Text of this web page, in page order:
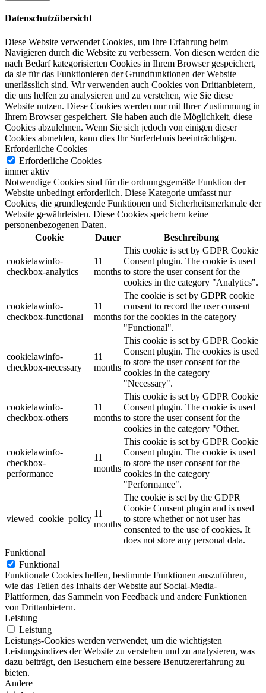
Datenschutzübersicht
Diese Website verwendet Cookies, um Ihre Erfahrung beim
Navigieren durch die Website zu verbessern. Von diesen werden die
nach Bedarf kategorisierten Cookies in Ihrem Browser gespeichert,
da sie für das Funktionieren der Grundfunktionen der Website
unerlässlich sind. Wir verwenden auch Cookies von Drittanbietern,
die uns helfen zu analysieren und zu verstehen, wie Sie diese
Website nutzen. Diese Cookies werden nur mit Ihrer Zustimmung in
Ihrem Browser gespeichert. Sie haben auch die Möglichkeit, diese
Cookies abzulehnen. Wenn Sie sich jedoch von einigen dieser
Cookies abmelden, kann dies Ihr Surferlebnis beeinträchtigen.
Erforderliche Cookies
Erforderliche Cookies
immer aktiv
Notwendige Cookies sind für die ordnungsgemäße Funktion der
Website unbedingt erforderlich. Diese Kategorie umfasst nur
Cookies, die grundlegende Funktionen und Sicherheitsmerkmale der
Website gewährleisten. Diese Cookies speichern keine
personenbezogenen Daten.
Cookie
Dauer Beschreibung
cookielawinfo-
checkbox-analytics
11
months
This cookie is set by GDPR Cookie
Consent plugin. The cookie is used
to store the user consent for the
cookies in the category "Analytics".
cookielawinfo-
checkbox-functional
11
months
The cookie is set by GDPR cookie
consent to record the user consent
for the cookies in the category
"Functional".
cookielawinfo-
checkbox-necessary
11
months
This cookie is set by GDPR Cookie
Consent plugin. The cookies is used
to store the user consent for the
cookies in the category
"Necessary".
cookielawinfo-
checkbox-others
11
months
This cookie is set by GDPR Cookie
Consent plugin. The cookie is used
to store the user consent for the
cookies in the category "Other.
cookielawinfo-
checkbox-
performance
11
months
This cookie is set by GDPR Cookie
Consent plugin. The cookie is used
to store the user consent for the
cookies in the category
"Performance".
viewed_cookie_policy
11
months
The cookie is set by the GDPR
Cookie Consent plugin and is used
to store whether or not user has
consented to the use of cookies. It
does not store any personal data.
Funktional
Funktional
Funktionale Cookies helfen, bestimmte Funktionen auszuführen,
wie das Teilen des Inhalts der Website auf Social-Media-
Plattformen, das Sammeln von Feedback und andere Funktionen
von Drittanbietern.
Leistung
Leistung
Leistungs-Cookies werden verwendet, um die wichtigsten
Leistungsindizes der Website zu verstehen und zu analysieren, was
dazu beiträgt, den Besuchern eine bessere Benutzererfahrung zu
bieten.
Andere